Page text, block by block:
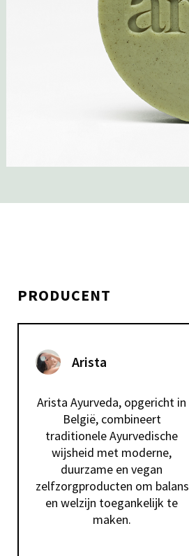
PRODUCENT
Arista
Arista Ayurveda, opgericht in
België, combineert
traditionele Ayurvedische
wijsheid met moderne,
duurzame en vegan
zelfzorgproducten om balans
en welzijn toegankelijk te
maken.